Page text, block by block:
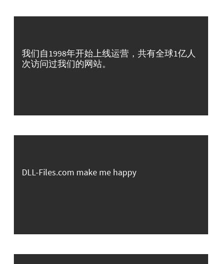
我们自1998年开始上线运营，共有全球1亿人
次访问过我们的网站。
DLL-Files.com make me happy